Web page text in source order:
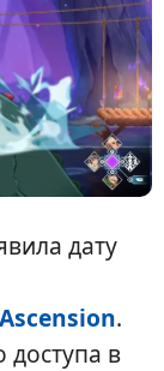
дату
.
доступа в